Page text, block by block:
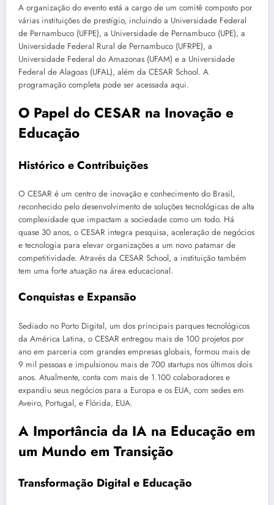
A organização do evento está a cargo de um comitê composto por
várias instituições de prestígio, incluindo a Universidade Federal
de Pernambuco (UFPE), a Universidade de Pernambuco (UPE), a
Universidade Federal Rural de Pernambuco (UFRPE), a
Universidade Federal do Amazonas (UFAM) e a Universidade
Federal de Alagoas (UFAL), além da CESAR School. A
programação completa pode ser acessada aqui.
O Papel do CESAR na Inovação e
Educação
Histórico e Contribuições
O CESAR é um centro de inovação e conhecimento do Brasil,
reconhecido pelo desenvolvimento de soluções tecnológicas de alta
complexidade que impactam a sociedade como um todo. Há
quase 30 anos, o CESAR integra pesquisa, aceleração de negócios
e tecnologia para elevar organizações a um novo patamar de
competitividade. Através da CESAR School, a instituição também
tem uma forte atuação na área educacional.
Conquistas e Expansão
Sediado no Porto Digital, um dos principais parques tecnológicos
da América Latina, o CESAR entregou mais de 100 projetos por
ano em parceria com grandes empresas globais, formou mais de
9 mil pessoas e impulsionou mais de 700 startups nos últimos dois
anos. Atualmente, conta com mais de 1.100 colaboradores e
expandiu seus negócios para a Europa e os EUA, com sedes em
Aveiro, Portugal, e Flórida, EUA.
A Importância da IA na Educação em
um Mundo em Transição
Transformação Digital e Educação